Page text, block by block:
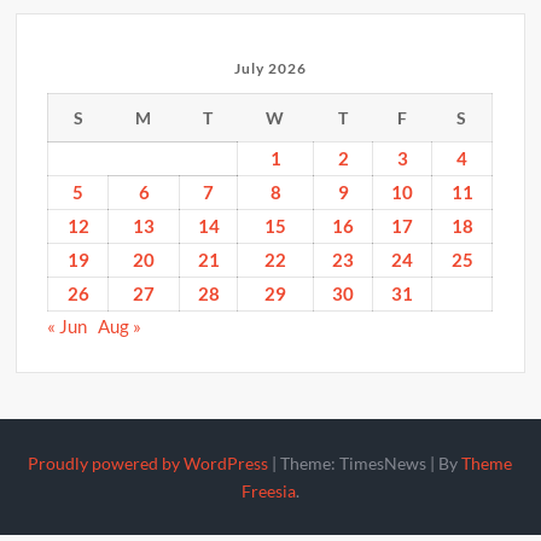
July 2026
S M T W T F S
1 2 3
4
5
6 7 8 9 10
11
12
13 14 15 16 17
18
19
20 21 22 23 24
25
26
27 28 29 30
31
« Jun Aug »
Proudly powered by WordPress |Theme: TimesNews | ByTheme
Freesia.